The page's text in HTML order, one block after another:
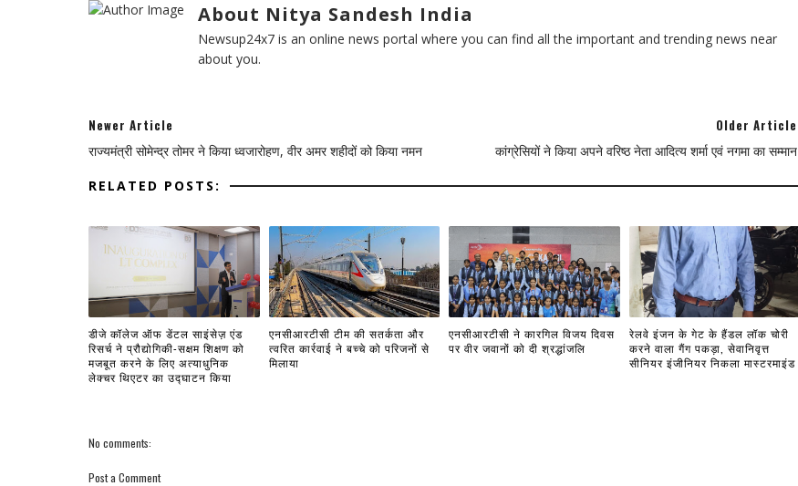
About Nitya Sandesh India
Newsup24x7 is an online news portal where you can find all the important and trending news near
about you.
Newer Article
राज्यमंत्री सोमेन्द्र तोमर ने किया ध्वजारोहण, वीर अमर शहीदों को किया नमन
Older Article
कांग्रेसियों ने किया अपने वरिष्ठ नेता आदित्य शर्मा एवं नगमा का सम्मान
RELATED POSTS:
डीजे कॉलेज ऑफ डेंटल साइंसेज़ एंड
रिसर्च ने प्रौद्योगिकी-सक्षम शिक्षण को
मजबूत करने के लिए अत्याधुनिक
लेक्चर थिएटर का उद्घाटन किया
एनसीआरटीसी टीम की सतर्कता और
त्वरित कार्रवाई ने बच्चे को परिजनों से
मिलाया
एनसीआरटीसी ने कारगिल विजय दिवस
पर वीर जवानों को दी श्रद्धांजलि
रेलवे इंजन के गेट के हैंडल लॉक चोरी
करने वाला गैंग पकड़ा, सेवानिवृत्त
सीनियर इंजीनियर निकला मास्टरमाइंड
No comments:
Post a Comment